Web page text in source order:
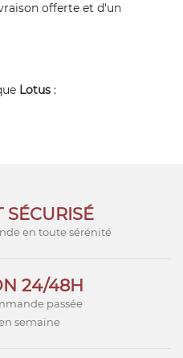
offerte et d'un
Lotus :
SÉCURISÉ
en toute sérénité
24/48H
passée
semaine